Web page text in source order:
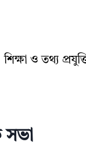
শিক্ষা ও তথ্য
সভা